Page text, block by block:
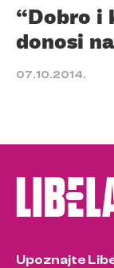
“Dobro i
donosi
07.10.2014.
Upoznajte